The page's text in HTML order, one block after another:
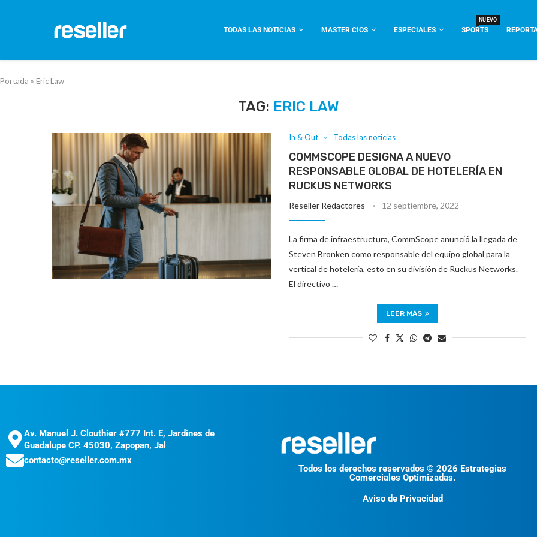
TODAS LAS NOTICIAS MASTER CIOS ESPECIALES SPORTS
NUEVO
Portada » Eric Law
TAG: ERIC LAW
In & Out Todas las noticias
COMMSCOPE DESIGNA A NUEVO
RESPONSABLE GLOBAL DE HOTELERÍA EN
RUCKUS NETWORKS
Reseller Redactores 12 septiembre, 2022
La firma de infraestructura, CommScope anunció la llegada de
Steven Bronken como responsable del equipo global para la
vertical de hotelería, esto en su división de Ruckus Networks.
El directivo …
LEER MÁS
Av. Manuel J. Clouthier #777 Int. E, Jardines de
Guadalupe CP. 45030, Zapopan, Jal
contacto@reseller.com.mx
Todos los derechos reservados © 2026 Estrategias
Comerciales Optimizadas.
Aviso de Privacidad